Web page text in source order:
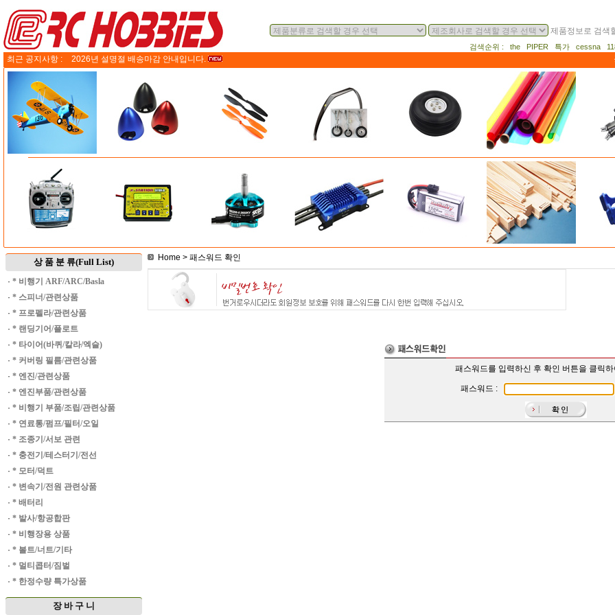
제품정보로 검색
검색순위 : the PIPER 특가 cessna
최근 공지사항 : 2026년 설명절 배송마감 안내입니다.
상 품 분 류(Full List)
· * 비행기 ARF/ARC/Basla
· * 스피너/관련상품
· * 프로펠라/관련상품
· * 랜딩기어/플로트
· * 타이어(바퀴/칼라/엑슬)
· * 커버링 필름/관련상품
· * 엔진/관련상품
· * 엔진부품/관련상품
· * 비행기 부품/조립/관련상품
· * 연료통/펌프/필터/오일
· * 조종기/서보 관련
· * 충전기/테스터기/전선
· * 모터/덕트
· * 변속기/전원 관련상품
· * 배터리
· * 발사/항공합판
· * 비행장용 상품
· * 볼트/너트/기타
· * 멀티콥터/짐벌
· * 한정수량 특가상품
장 바 구 니
Home > 패스워드 확인
패스워드를 입력하신 후 확인 버튼을 클릭
패스워드 :